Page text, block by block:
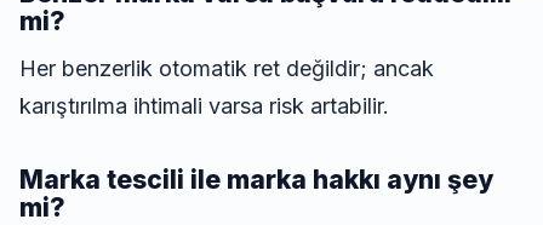
mi?
Her benzerlik otomatik ret değildir; ancak
karıştırılma ihtimali varsa risk artabilir.
Marka tescili ile marka hakkı aynı şey
mi?